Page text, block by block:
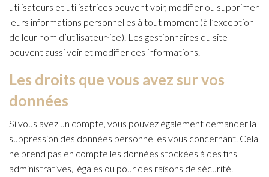
utilisateurs et utilisatrices peuvent voir, modifier ou supprimer
leurs informations personnelles à tout moment (à l’exception
de leur nom d’utilisateur·ice). Les gestionnaires du site
peuvent aussi voir et modifier ces informations.
Les droits que vous avez sur vos
données
Si vous avez un compte, vous pouvez également demander la
suppression des données personnelles vous concernant. Cela
ne prend pas en compte les données stockées à des fins
administratives, légales ou pour des raisons de sécurité.